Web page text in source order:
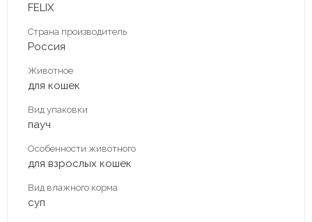
FELIX
Страна производитель
Россия
Животное
для кошек
Вид упаковки
пауч
Особенности животного
для взрослых кошек
Вид влажного корма
суп